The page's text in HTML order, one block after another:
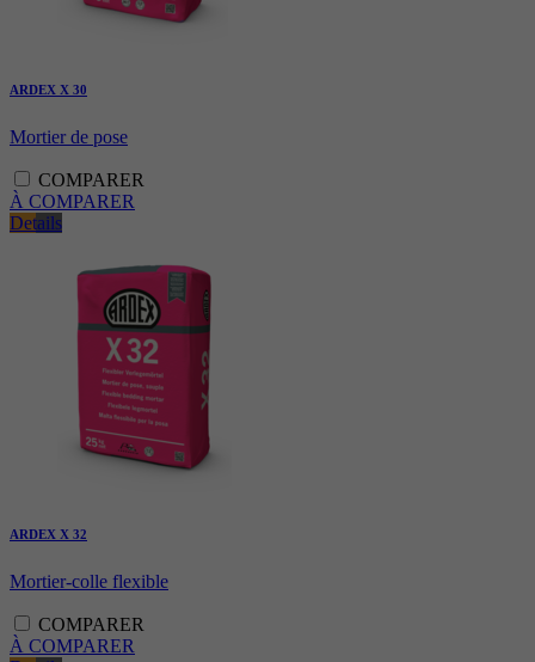
ARDEX X 30
Mortier de pose
COMPARER
À COMPARER
Details
ARDEX X 32
Mortier-colle flexible
COMPARER
À COMPARER